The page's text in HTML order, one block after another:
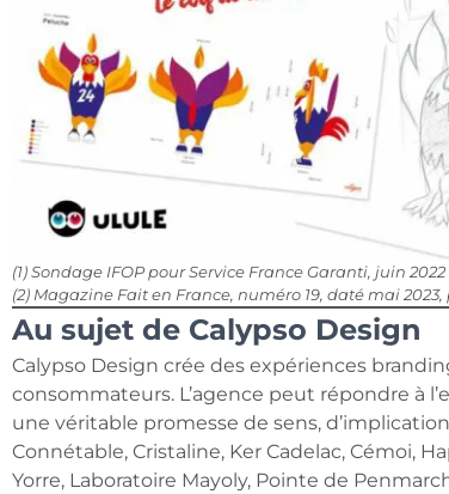
(1) Sondage IFOP pour Service France Garanti, juin 2022
(2) Magazine Fait en France, numéro 19, daté mai 2023,
Au sujet de Calypso Design
Calypso Design crée des expériences
consommateurs. L’agence peut répondre à
une véritable promesse de sens,
Connétable, Cristaline, Ker Cadelac, Cémoi,
Yorre, Laboratoire Mayoly, Pointe de